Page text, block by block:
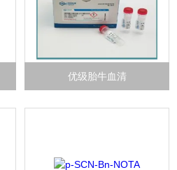
优级胎牛血清